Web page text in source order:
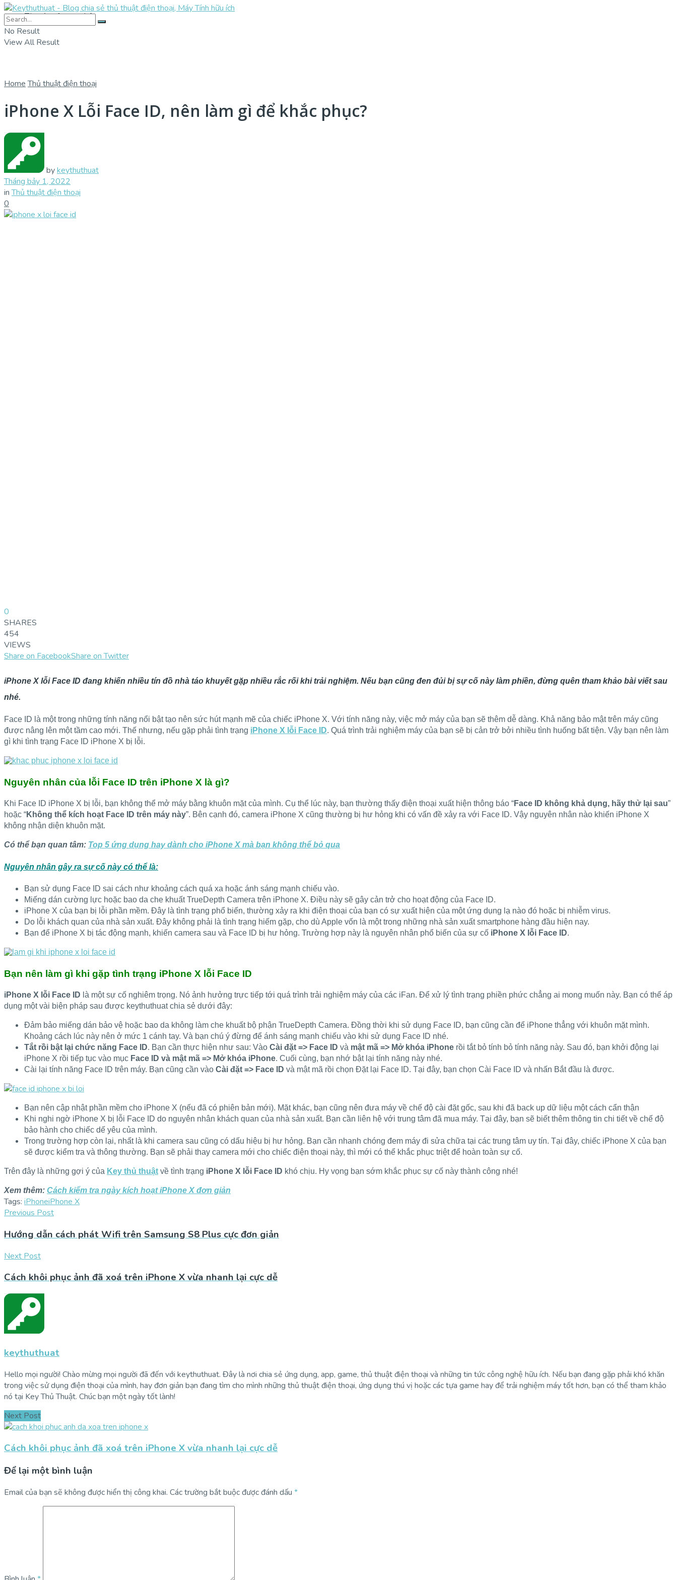
Tin tức công nghệ
No Result
View All Result
Home Thủ thuật điện thoại
iPhone X Lỗi Face ID, nên làm gì để khắc phục?
bykeythuthuat
Tháng bảy 1, 2022
in Thủ thuật điện thoại
0
0
SHARES
454
VIEWS
Share on FacebookShare on Twitter
iPhone X lỗi Face ID đang khiến nhiều tín đồ nhà táo khuyết gặp nhiều rắc rối khi trải nghiệm. Nếu bạn cũng đen đủi bị sự cố này làm phiền, đừng quên tham khảo bài viết sau
nhé.
Face ID là một trong những tính năng nổi bật tạo nên sức hút mạnh mẽ của chiếc iPhone X. Với tính năng này, việc mở máy của bạn sẽ thêm dễ dàng. Khả năng bảo mật trên máy cũng
được nâng lên một tầm cao mới. Thế nhưng, nếu gặp phải tình trạng iPhone X lỗi Face ID. Quá trình trải nghiệm máy của bạn sẽ bị cản trở bởi nhiều tình huống bất tiện. Vậy bạn nên làm
gì khi tình trạng Face ID iPhone X bị lỗi.
Nguyên nhân của lỗi Face ID trên iPhone X là gì?
Khi Face ID iPhone X bị lỗi, bạn không thể mở máy bằng khuôn mặt của mình. Cụ thể lúc này, bạn thường thấy điện thoại xuất hiện thông báo “Face ID không khả dụng, hãy thử lại sau”
hoặc “Không thể kích hoạt Face ID trên máy này”. Bên cạnh đó, camera iPhone X cũng thường bị hư hỏng khi có vấn đề xảy ra với Face ID. Vậy nguyên nhân nào khiến iPhone X
không nhận diện khuôn mặt.
Có thể bạn quan tâm: Top 5 ứng dụng hay dành cho iPhone X mà bạn không thể bỏ qua
Nguyên nhân gây ra sự cố này có thể là:
Bạn sử dụng Face ID sai cách như khoảng cách quá xa hoặc ánh sáng mạnh chiếu vào.
Miếng dán cường lực hoặc bao da che khuất TrueDepth Camera trên iPhone X. Điều này sẽ gây cản trở cho hoạt động của Face ID.
iPhone X của bạn bị lỗi phần mềm. Đây là tình trạng phổ biến, thường xảy ra khi điện thoại của bạn có sự xuất hiện của một ứng dụng lạ nào đó hoặc bị nhiễm virus.
Do lỗi khách quan của nhà sản xuất. Đây không phải là tình trạng hiếm gặp, cho dù Apple vốn là một trong những nhà sản xuất smartphone hàng đầu hiện nay.
Bạn để iPhone X bị tác động mạnh, khiến camera sau và Face ID bị hư hỏng. Trường hợp này là nguyên nhân phổ biến của sự cố iPhone X lỗi Face ID.
Bạn nên làm gì khi gặp tình trạng iPhone X lỗi Face ID
iPhone X lỗi Face ID là một sự cố nghiêm trọng. Nó ảnh hưởng trực tiếp tới quá trình trải nghiệm máy của các iFan. Để xử lý tình trạng phiền phức chẳng ai mong muốn này. Bạn có thể áp
dụng một vài biện pháp sau được keythuthuat chia sẻ dưới đây:
Đảm bảo miếng dán bảo vệ hoặc bao da không làm che khuất bộ phận TrueDepth Camera. Đồng thời khi sử dụng Face ID, bạn cũng cần để iPhone thẳng với khuôn mặt mình.
Khoảng cách lúc này nên ở mức 1 cánh tay. Và bạn chú ý đừng để ánh sáng mạnh chiếu vào khi sử dụng Face ID nhé.
Tắt rồi bật lại chức năng Face ID. Bạn cần thực hiện như sau: Vào Cài đặt => Face ID và mật mã => Mở khóa iPhone rồi tắt bỏ tính bỏ tính năng này. Sau đó, bạn khởi động lại
iPhone X rồi tiếp tục vào mục Face ID và mật mã => Mở khóa iPhone. Cuối cùng, bạn nhớ bật lại tính năng này nhé.
Cài lại tính năng Face ID trên máy. Bạn cũng cần vào Cài đặt => Face ID và mật mã rồi chọn Đặt lại Face ID. Tại đây, bạn chọn Cài Face ID và nhấn Bắt đầu là được.
Bạn nên cập nhật phần mềm cho iPhone X (nếu đã có phiên bản mới). Mặt khác, bạn cũng nên đưa máy về chế độ cài đặt gốc, sau khi đã back up dữ liệu một cách cẩn thận
Khi nghi ngờ iPhone X bị lỗi Face ID do nguyên nhân khách quan của nhà sản xuất. Bạn cần liên hệ với trung tâm đã mua máy. Tại đây, bạn sẽ biết thêm thông tin chi tiết về chế độ
bảo hành cho chiếc dế yêu của mình.
Trong trường hợp còn lại, nhất là khi camera sau cũng có dấu hiệu bị hư hỏng. Bạn cần nhanh chóng đem máy đi sửa chữa tại các trung tâm uy tín. Tại đây, chiếc iPhone X của bạn
sẽ được kiểm tra và thông thường. Bạn sẽ phải thay camera mới cho chiếc điện thoại này, thì mới có thể khắc phục triệt để hoàn toàn sự cố.
Trên đây là những gợi ý của Key thủ thuật về tình trạng iPhone X lỗi Face ID khó chịu. Hy vọng bạn sớm khắc phục sự cố này thành công nhé!
Xem thêm: Cách kiểm tra ngày kích hoạt iPhone X đơn giản
Tags: iPhoneiPhone X
Previous Post
Hướng dẫn cách phát Wifi trên Samsung S8 Plus cực đơn giản
Next Post
Cách khôi phục ảnh đã xoá trên iPhone X vừa nhanh lại cực dễ
keythuthuat
Hello mọi người! Chào mừng mọi người đã đến với keythuthuat. Đây là nơi chia sẻ ứng dụng, app, game, thủ thuật điện thoại và những tin tức công nghệ hữu ích. Nếu bạn đang gặp phải khó khăn
trong việc sử dụng điện thoại của mình, hay đơn giản bạn đang tìm cho mình những thủ thuật điện thoại, ứng dụng thú vị hoặc các tựa game hay để trải nghiệm máy tốt hơn, bạn có thể tham khảo
nó tại Key Thủ Thuật. Chúc bạn một ngày tốt lành!
Next Post
Cách khôi phục ảnh đã xoá trên iPhone X vừa nhanh lại cực dễ
Để lại một bình luận
Email của bạn sẽ không được hiển thị công khai. Các trường bắt buộc được đánh dấu *